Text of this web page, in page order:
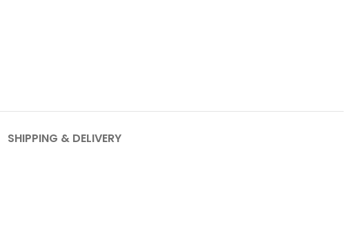
SHIPPING & DELIVERY